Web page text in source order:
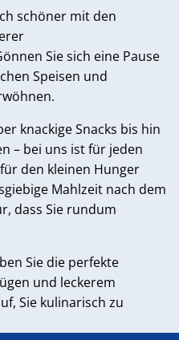
schöner mit den
Sie sich eine Pause
Speisen und
knackige Snacks bis hin
– bei uns ist für jeden
den kleinen Hunger
Mahlzeit nach dem
dass Sie rundum
Sie die perfekte
und leckerem
Sie kulinarisch zu